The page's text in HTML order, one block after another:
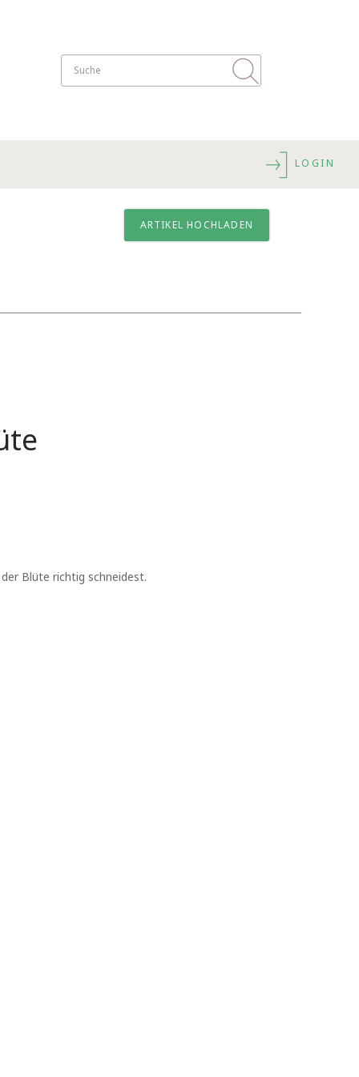
LOGIN
ARTIKEL HOCHLADEN
Blüte richtig schneidest.